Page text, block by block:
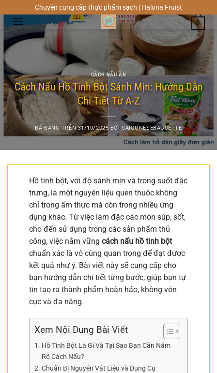
đến
nội
dung
Chuyên cung cấp thực phẩm sạch | Halona Fruist
0
CÁCH NẤU ĂN
Cách Nấu Hồ Tinh Bột Sánh Mịn: Hướng Dẫn
Chi Tiết Từ A-Z
ĐÃ ĐĂNG TRÊN31/10/2025 BỞISAIGONESEBAGUETTE
Hồ tinh bột, với độ sánh mịn và trong suốt đặc
trưng, là một nguyên liệu quen thuộc không
chỉ trong ẩm thực mà còn trong nhiều ứng
dụng khác. Từ việc làm đặc các món súp, sốt,
cho đến sử dụng trong các sản phẩm thủ
công, việc nắm vững cách nấu hồ tinh bột
chuẩn xác là vô cùng quan trọng để đạt được
kết quả như ý. Bài viết này sẽ cung cấp cho
bạn hướng dẫn chi tiết từng bước, giúp bạn tự
tin tạo ra thành phẩm hoàn hảo, không vón
cục và đa năng.
Xem Nội Dung Bài Viết
Hồ Tinh Bột Là Gì Và Tại Sao Bạn Cần Nắm
Rõ Cách Nấu?
Chuẩn Bị Nguyên Vật Liệu và Dụng Cụ